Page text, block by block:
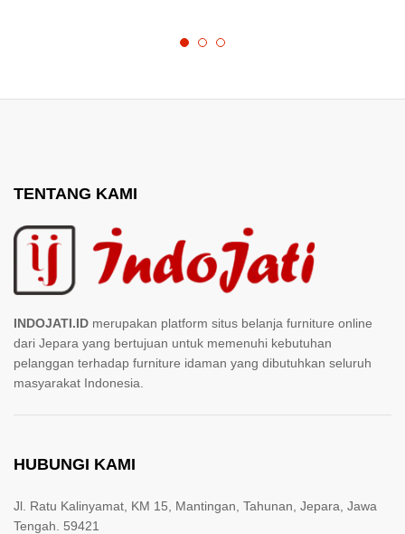
TENTANG KAMI
INDOJATI.ID merupakan platform situs belanja furniture online
dari Jepara yang bertujuan untuk memenuhi kebutuhan
pelanggan terhadap furniture idaman yang dibutuhkan seluruh
masyarakat Indonesia.
HUBUNGI KAMI
Jl. Ratu Kalinyamat, KM 15, Mantingan, Tahunan, Jepara, Jawa
Tengah. 59421